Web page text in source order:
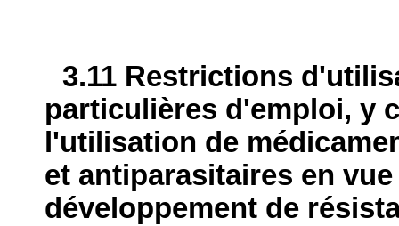
3.11 Restrictions
particulières d'emploi, y
l'utilisation de
et antiparasitaires en
développement de